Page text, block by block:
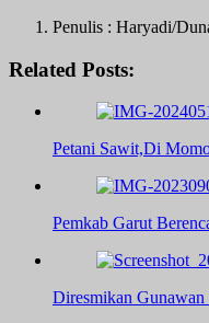
Penulis : Haryadi/
Related Posts:
Petani Sawit,Di
Pemkab Garut
Diresmikan